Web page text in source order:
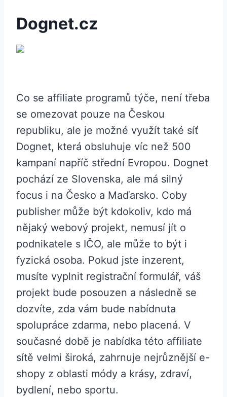
Dognet.cz
Co se affiliate programů týče, není třeba
se omezovat pouze na Českou
republiku, ale je možné využít také síť
Dognet, která obsluhuje víc než 500
kampaní napříč střední Evropou. Dognet
pochází ze Slovenska, ale má silný
focus i na Česko a Maďarsko. Coby
publisher může být kdokoliv, kdo má
nějaký webový projekt, nemusí jít o
podnikatele s IČO, ale může to být i
fyzická osoba. Pokud jste inzerent,
musíte vyplnit registrační formulář, váš
projekt bude posouzen a následně se
dozvíte, zda vám bude nabídnuta
spolupráce zdarma, nebo placená. V
současné době je nabídka této affiliate
sítě velmi široká, zahrnuje nejrůznější e-
shopy z oblasti módy a krásy, zdraví,
bydlení, nebo sportu.